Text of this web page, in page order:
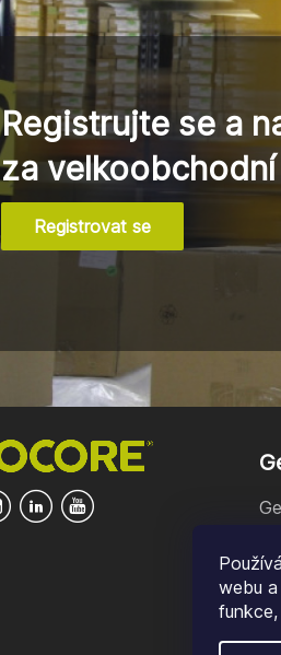
webu
Registrujte se a
za
Registrovat se